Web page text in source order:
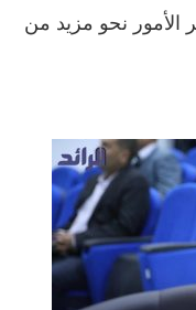
الأمور نحو مزيد من